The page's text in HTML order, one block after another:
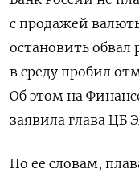
с продажей
остановить обвал
в среду пробил
Об этом на
заявила глава ЦБ
По ее словам,